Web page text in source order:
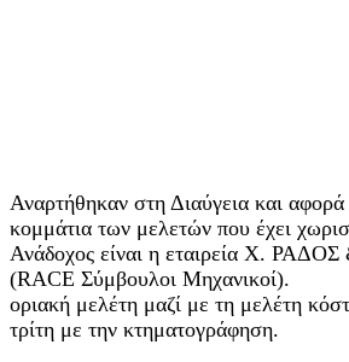
Αναρτήθηκαν στη Διαύγεια και αφορά
κομμάτια των μελετών που έχει
Ανάδοχος είναι η εταιρεία Χ.
(RACE Σύμβουλοι Μηχανικοί).
οριακή μελέτη μαζί με τη μελέτη
τρίτη με την κτηματογράφηση.